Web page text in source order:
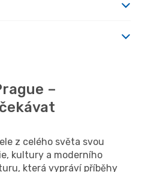
–
z celého světa svou
kultury a moderního
která vypráví příběhy